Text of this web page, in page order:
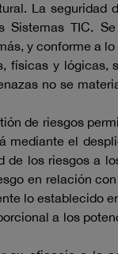
La seguridad
TIC.
y conforme a
físicas y lógicas,
no se
de riesgos
el
los riesgos a
en relación
lo establecido
a los